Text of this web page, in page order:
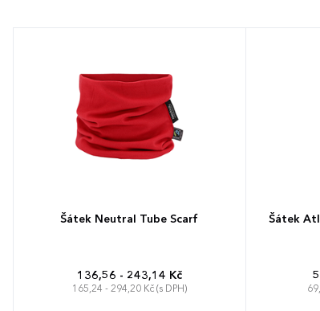
Šátek Neutral Tube Scarf
136,56 - 243,14 Kč
165,24 - 294,20 Kč (s DPH)
Šátek